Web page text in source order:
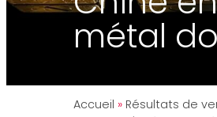
métal
Accueil » Résultats de